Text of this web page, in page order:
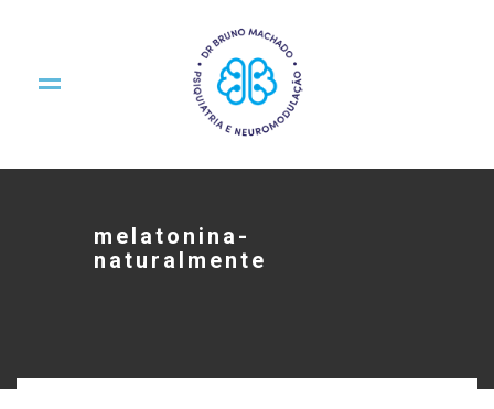
melatonina-
naturalmente